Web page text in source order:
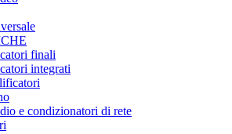
finali
integrati
e condizionatori di rete